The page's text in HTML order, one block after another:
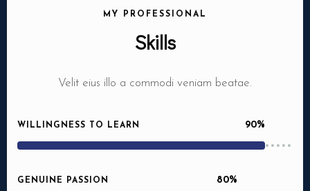
MY PROFESSIONAL
Skills
Velit eius illo a commodi veniam beatae.
WILLINGNESS TO LEARN 90%
GENUINE PASSION 80%